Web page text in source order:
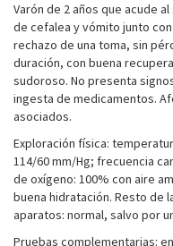
Varón de 2 años que acude
de cefalea y vómito junto
rechazo de una toma, sin
duración, con buena
sudoroso. No presenta
ingesta de medicamentos.
asociados.
Exploración física:
114/60 mm/Hg; frecuencia
de oxígeno: 100% con aire
buena hidratación. Resto de
aparatos: normal, salvo por
Pruebas complementarias: